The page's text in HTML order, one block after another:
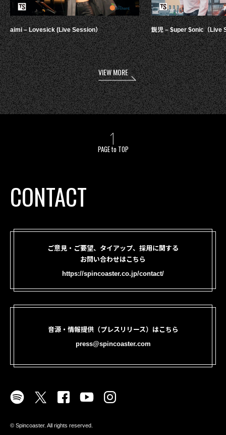
aimi – Lovesick (Live Session） 鋭児 – $uper $onic（Live
VIEW MORE
PAGE to TOP
CONTACT
ご意見・ご要望、タイアップ、採用に関する
お問い合わせはこちら
https://spincoaster.co.jp/contact/
音源・情報提供（プレスリリース）はこちら
press@spincoaster.com
©︎ Spincoaster. All rights reserved.